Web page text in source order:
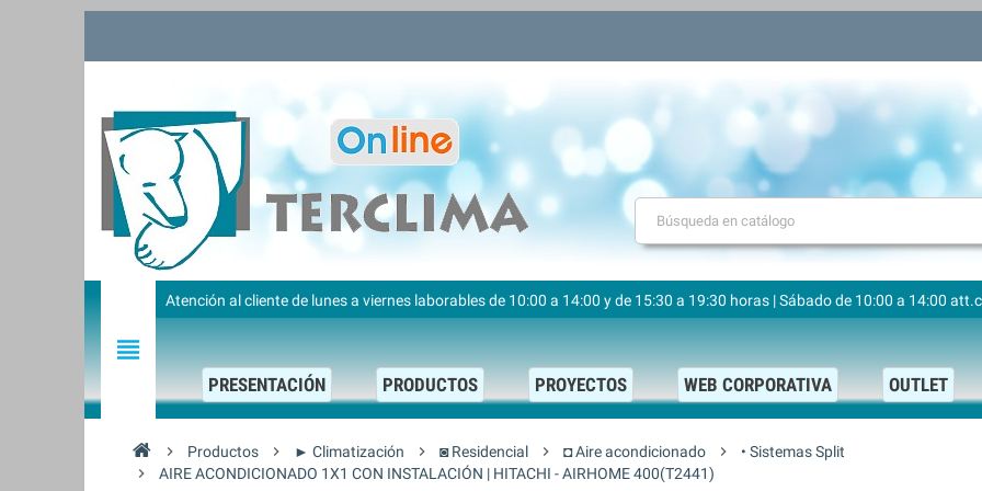
view_headline
Atención al cliente de lunes a viernes laborables de 10:00 a 14:00 y de 15:30 a 19:30 horas | Sábado de 10:00 a 14:00
PRESENTACIÓN PRODUCTOS PROYECTOS WEB CORPORATIVA OUTLET
chevron_right Productos chevron_right ► Climatización chevron_right ◙ Residencial chevron_right ◘ Aire acondicionado chevron_right
• Sistemas Split
chevron_right
AIRE ACONDICIONADO 1X1 CON INSTALACIÓN | HITACHI - AIRHOME 400(T2441)